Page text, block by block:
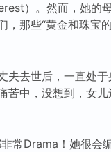
）。然而，她的
，那些“黄金和珠宝
夫去世后，一直处
苦中，没想到，女
常Drama！她很会